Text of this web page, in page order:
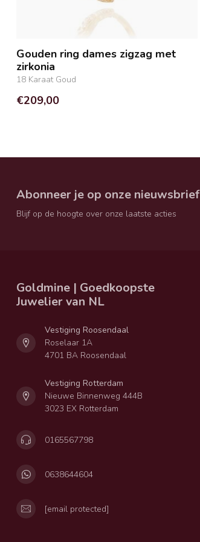
Gouden ring dames zigzag met
zirkonia
18 Karaat Goud
€209,00
Abonneer je op onze nieuwsbrief
Blijf op de hoogte over onze laatste acties
Goldmine | Goedkoopste
Juwelier van NL
Vestiging Roosendaal
Roselaar 1A
4701 BA Roosendaal
Vestiging Rotterdam
Nieuwe Binnenweg 444B
3023 EX Rotterdam
0165567798
0638644604
[email protected]